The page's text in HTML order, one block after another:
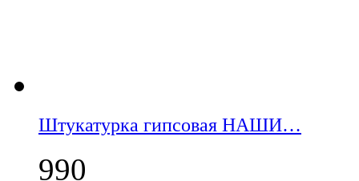
Штукатурка гипсовая НАШИ…
990